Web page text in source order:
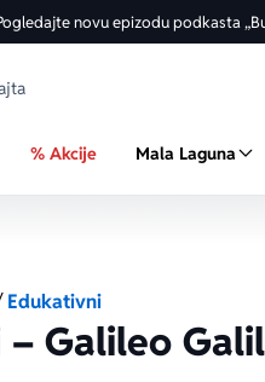
novu epizodu podkasta
% Akcije Mala Laguna
Edukativni
Galileo